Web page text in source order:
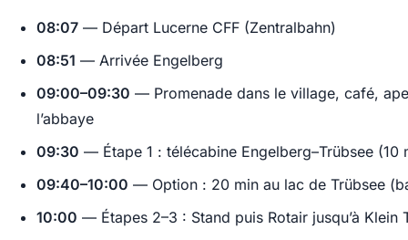
08:07 — Départ Lucerne CFF (Zentralbahn)
08:51 — Arrivée Engelberg
09:00–09:30 — Promenade dans le village, café,
l’abbaye
09:30 — Étape 1 : télécabine Engelberg–Trübsee (10
09:40–10:00 — Option : 20 min au lac de Trübsee
10:00 — Étapes 2–3 : Stand puis Rotair jusqu’à Klein